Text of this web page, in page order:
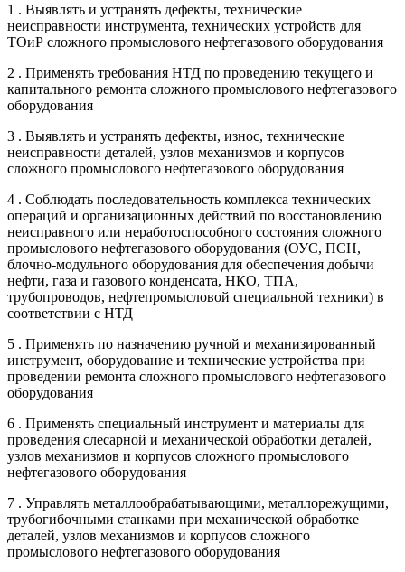
1 . Выявлять и устранять дефекты, технические
неисправности инструмента, технических устройств для
ТОиР сложного промыслового нефтегазового оборудования
2 . Применять требования НТД по проведению текущего и
капитального ремонта сложного промыслового нефтегазового
оборудования
3 . Выявлять и устранять дефекты, износ, технические
неисправности деталей, узлов механизмов и корпусов
сложного промыслового нефтегазового оборудования
4 . Соблюдать последовательность комплекса технических
операций и организационных действий по восстановлению
неисправного или неработоспособного состояния сложного
промыслового нефтегазового оборудования (ОУС, ПСН,
блочно-модульного оборудования для обеспечения добычи
нефти, газа и газового конденсата, НКО, ТПА,
трубопроводов, нефтепромысловой специальной техники) в
соответствии с НТД
5 . Применять по назначению ручной и механизированный
инструмент, оборудование и технические устройства при
проведении ремонта сложного промыслового нефтегазового
оборудования
6 . Применять специальный инструмент и материалы для
проведения слесарной и механической обработки деталей,
узлов механизмов и корпусов сложного промыслового
нефтегазового оборудования
7 . Управлять металлообрабатывающими, металлорежущими,
трубогибочными станками при механической обработке
деталей, узлов механизмов и корпусов сложного
промыслового нефтегазового оборудования